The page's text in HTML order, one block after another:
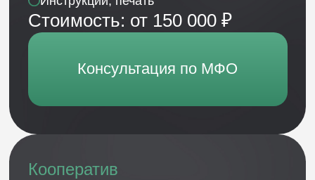
Кейсы:как открывали
Финансовые компании